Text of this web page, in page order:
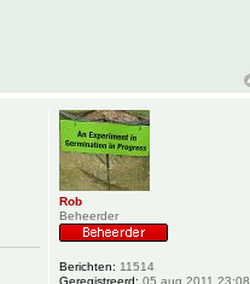
Rob
Beheerder
Berichten: 11514
Geregistreerd: 05 aug 2011 23:08